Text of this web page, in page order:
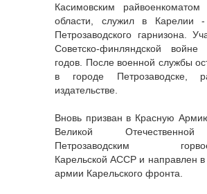
Касимовским райвоенкоматом
области, служил в Карелии
Петрозаводского гарнизона.
Советско-финляндской войне
годов. После военной службы
в городе Петрозаводске,
издательстве.
Вновь призван в Красную
Великой
Петрозаводским
Карельской АССР и направлен в
армии Карельского фронта.